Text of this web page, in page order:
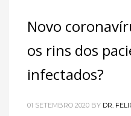
Novo
os rins dos
infectados?
01 SETEMBRO 2020 BY DR.